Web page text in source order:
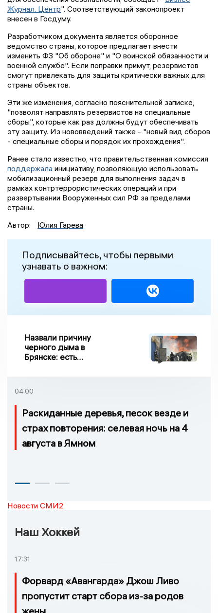
Журнал. Центр". Соответствующий законопроект
внесен в Госдуму.
Разработчиком документа является оборонное
ведомство страны, которое предлагает внести
изменить ФЗ "Об обороне" и "О воинской обязанности и
военной службе". Если поправки примут, резервистов
смогут привлекать для защиты критически важных для
страны объектов.
Эти же изменения, согласно пояснительной записке,
"позволят направлять резервистов на специальные
сборы", которые как раз должны будут обеспечивать
эту защиту. Из нововведений также - "новый вид сборов
- специальные сборы и порядок их прохождения".
Ранее стало известно, что правительственная комиссия
поддержала инициативу, позволяющую использовать
мобилизационный резерв для выполнения задач в
рамках контртеррористических операций и при
развертывании Вооруженных сил РФ за пределами
страны.
Автор:
Юлия Гарева
Подписывайтесь, чтобы первыми
узнавать о важном:
Назвали причину
черного дыма в
Брянске: есть
04:00
Раскиданные деревья, песок везде и
страх повторения: селевая ночь на 4
августа в Ямном
Новости СМИ2
Наш Хоккей
17:31
Форвард «Авангарда» Джош Ливо
пропустит старт сбора из-за родов